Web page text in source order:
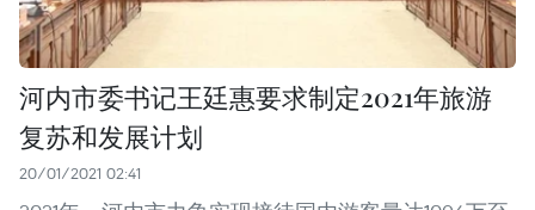
河内市委书记王廷惠要求制定2021年旅游
复苏和发展计划
20/01/2021 02:41